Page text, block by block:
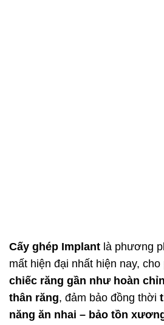
Cấy ghép Implant là phương
mất hiện đại nhất hiện nay,
chiếc răng gần như hoàn
thân răng, đảm bảo đồng thời
năng ăn nhai – bảo tồn